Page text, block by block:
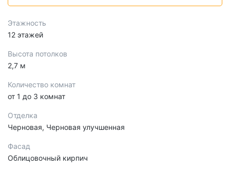
Этажность
12 этажей
Высота потолков
2,7 м
Количество комнат
от 1 до 3 комнат
Отделка
Черновая, Черновая улучшенная
Фасад
Облицовочный кирпич